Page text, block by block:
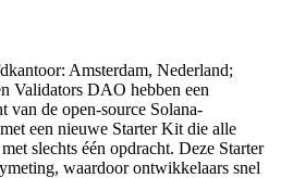
Amsterdam, Nederland;
Validators DAO hebben een
van de open-source Solana-
een nieuwe Starter Kit die alle
slechts één opdracht. Deze Starter
waardoor ontwikkelaars snel